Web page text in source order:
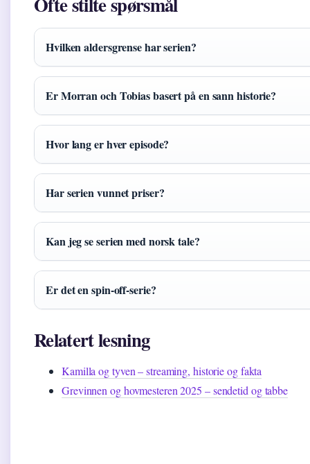
Hvilken aldersgrense har serien?
Er Morran och Tobias basert på en sann historie?
Hvor lang er hver episode?
Har serien vunnet priser?
Kan jeg se serien med norsk tale?
Er det en spin-off-serie?
Relatert lesning
Kamilla og tyven – streaming, historie og fakta
Grevinnen og hovmesteren 2025 – sendetid og tabbe